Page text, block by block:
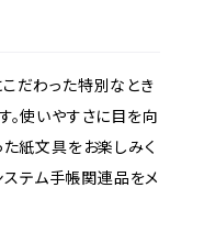
だわった特別なとき
。使いやすさに目を向
た紙文具をお楽しみく
テム手帳関連品をメ